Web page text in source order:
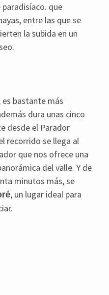
que
entre las que se
la subida en un
bastante más
dura unas cinco
desde el Parador
recorrido se llega al
que nos ofrece una
del valle. Y de
minutos más, se
, un lugar ideal para